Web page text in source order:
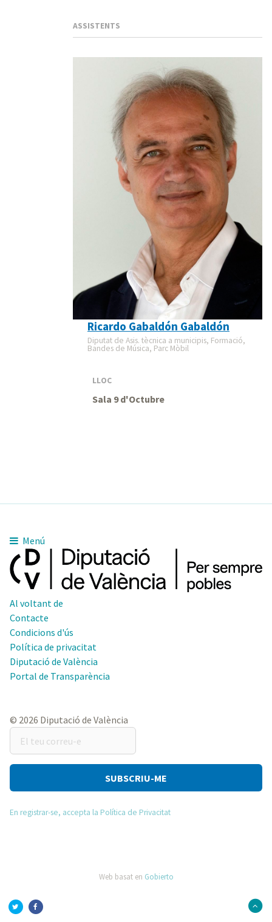
ASSISTENTS
Ricardo Gabaldón Gabaldón
Diputat de Asis. tècnica a municipis, Formació,
Bandes de Música, Parc Mòbil
LLOC
Sala 9 d'Octubre
Menú
Al voltant de
Contacte
Condicions d'ús
Política de privacitat
Diputació de València
Portal de Transparència
© 2026 Diputació de València
teu
correu-
En registrar-se, accepta la Política de Privacitat
Web basat en Gobierto